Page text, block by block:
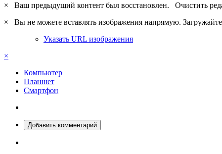
×
Ваш предыдущий контент был восстановлен. Очистить
×
Вы не можете вставлять изображения напрямую.
Указать URL изображения
×
Компьютер
Планшет
Смартфон
Добавить комментарий